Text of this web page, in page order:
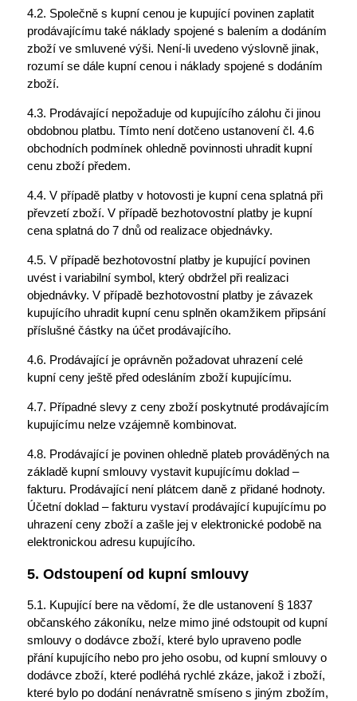
4.2. Společně s kupní cenou je kupující povinen zaplatit
prodávajícímu také náklady spojené s balením a dodáním
zboží ve smluvené výši. Není-li uvedeno výslovně jinak,
rozumí se dále kupní cenou i náklady spojené s dodáním
zboží.
4.3. Prodávající nepožaduje od kupujícího zálohu či jinou
obdobnou platbu. Tímto není dotčeno ustanovení čl. 4.6
obchodních podmínek ohledně povinnosti uhradit kupní
cenu zboží předem.
4.4. V případě platby v hotovosti je kupní cena splatná při
převzetí zboží. V případě bezhotovostní platby je kupní
cena splatná do 7 dnů od realizace objednávky.
4.5. V případě bezhotovostní platby je kupující povinen
uvést i variabilní symbol, který obdržel při realizaci
objednávky. V případě bezhotovostní platby je závazek
kupujícího uhradit kupní cenu splněn okamžikem připsání
příslušné částky na účet prodávajícího.
4.6. Prodávající je oprávněn požadovat uhrazení celé
kupní ceny ještě před odesláním zboží kupujícímu.
4.7. Případné slevy z ceny zboží poskytnuté prodávajícím
kupujícímu nelze vzájemně kombinovat.
4.8. Prodávající je povinen ohledně plateb prováděných na
základě kupní smlouvy vystavit kupujícímu doklad –
fakturu. Prodávající není plátcem daně z přidané hodnoty.
Účetní doklad – fakturu vystaví prodávající kupujícímu po
uhrazení ceny zboží a zašle jej v elektronické podobě na
elektronickou adresu kupujícího.
5. Odstoupení od kupní smlouvy
5.1. Kupující bere na vědomí, že dle ustanovení § 1837
občanského zákoníku, nelze mimo jiné odstoupit od kupní
smlouvy o dodávce zboží, které bylo upraveno podle
přání kupujícího nebo pro jeho osobu, od kupní smlouvy o
dodávce zboží, které podléhá rychlé zkáze, jakož i zboží,
které bylo po dodání nenávratně smíseno s jiným zbožím,